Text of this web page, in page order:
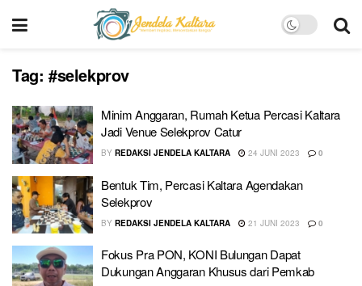
Tag: #selekprov
Minim Anggaran, Rumah Ketua Percasi Kaltara
Jadi Venue Selekprov Catur
BY REDAKSI JENDELA KALTARA 24 JUNI 2023 0
Bentuk Tim, Percasi Kaltara Agendakan
Selekprov
BY REDAKSI JENDELA KALTARA 21 JUNI 2023 0
Fokus Pra PON, KONI Bulungan Dapat
Dukungan Anggaran Khusus dari Pemkab